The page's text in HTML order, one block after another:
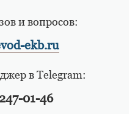
и вопросов:
ekb.ru
в Telegram:
01-46